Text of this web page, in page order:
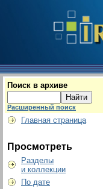
Поиск в архиве
Расширенный поиск
Главная страница
Просмотреть
Разделы
и коллекции
По дате